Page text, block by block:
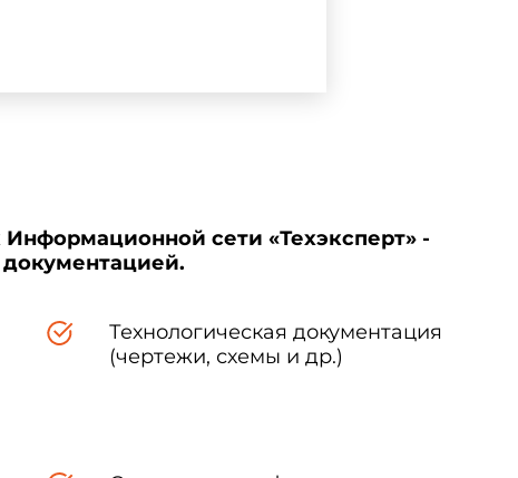
сети «Техэксперт» -
Технологическая документация
(чертежи, схемы и др.)